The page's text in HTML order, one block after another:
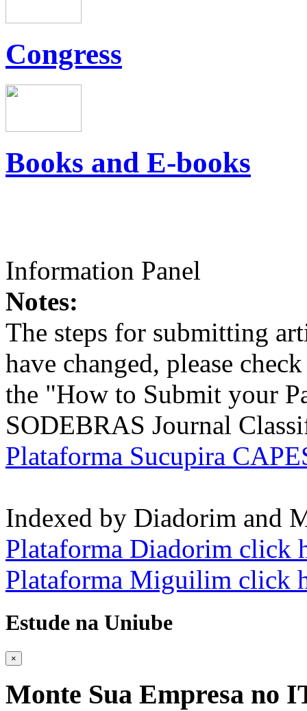
Congress
Books and E-books
Information Panel
Notes:
The steps for submitting
have changed, please
the "How to Submit your
SODEBRAS Journal
Plataforma Sucupira
Indexed by Diadorim and
Plataforma Diadorim click
Plataforma Miguilim click
Estude na Uniube
×
Monte Sua Empresa no